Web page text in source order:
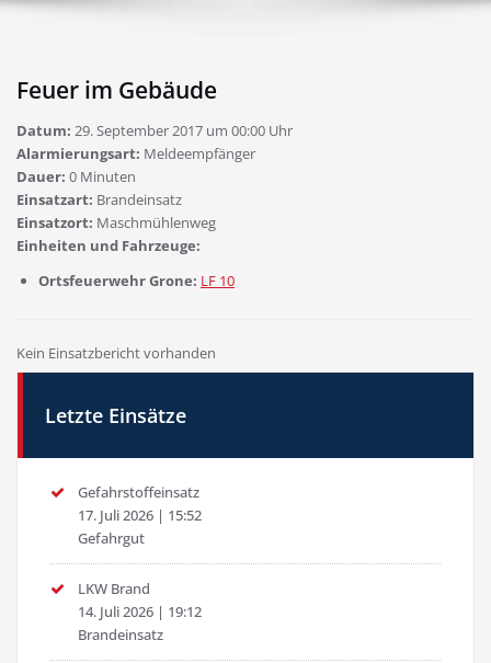
Feuer im Gebäude
Datum: 29. September 2017 um 00:00 Uhr
Alarmierungsart: Meldeempfänger
Dauer: 0 Minuten
Einsatzart: Brandeinsatz
Einsatzort: Maschmühlenweg
Einheiten und Fahrzeuge:
Ortsfeuerwehr Grone: LF 10
Kein Einsatzbericht vorhanden
Letzte Einsätze
Gefahrstoffeinsatz
17. Juli 2026 | 15:52
Gefahrgut
LKW Brand
14. Juli 2026 | 19:12
Brandeinsatz